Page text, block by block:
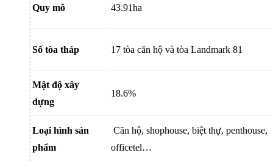
Quy mô 43.91ha
Số tòa tháp 17 tòa căn hộ và tòa Landmark 81
Mật độ xây
dựng
18.6%
Loại hình sản
phẩm
Căn hộ, shophouse, biệt thự, penthouse,
officetel…